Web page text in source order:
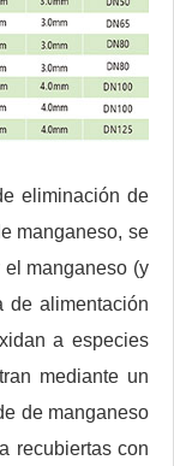
eliminación de
manganeso, se
manganeso (y
de alimentación
a especies
mediante un
de manganeso
recubiertas con